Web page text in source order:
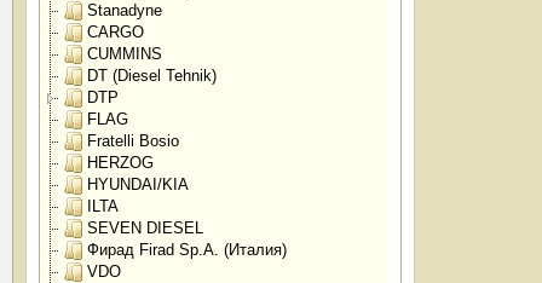
Stanadyne
CARGO
CUMMINS
DT (Diesel Tehnik)
DTP
FLAG
Fratelli Bosio
HERZOG
HYUNDAI/KIA
ILTA
SEVEN DIESEL
Фирад Firad Sp.A. (Италия)
VDO